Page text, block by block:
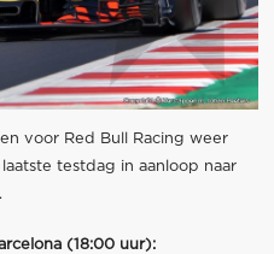
voor Red Bull Racing weer
testdag in aanloop naar
(18:00 uur):